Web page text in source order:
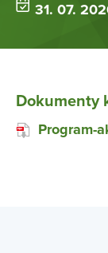
31. 07.
Dokumenty
Program-